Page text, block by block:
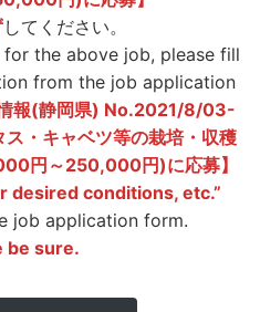
してください。
the above job, please fill
from the job application
報(静岡県) No.2021/8/03-
・キャベツ等の栽培・収穫
円～250,000円)に応募】
desired conditions, etc.”
job application form.
be sure.